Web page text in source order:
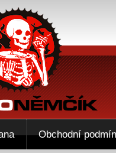
Obchodní